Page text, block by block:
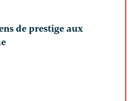
de prestige aux